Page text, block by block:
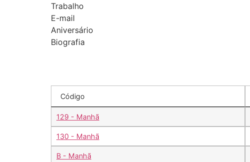
Trabalho
E-mail
Aniversário
Biografia
Código
129 - Manhã
130 - Manhã
B - Manhã